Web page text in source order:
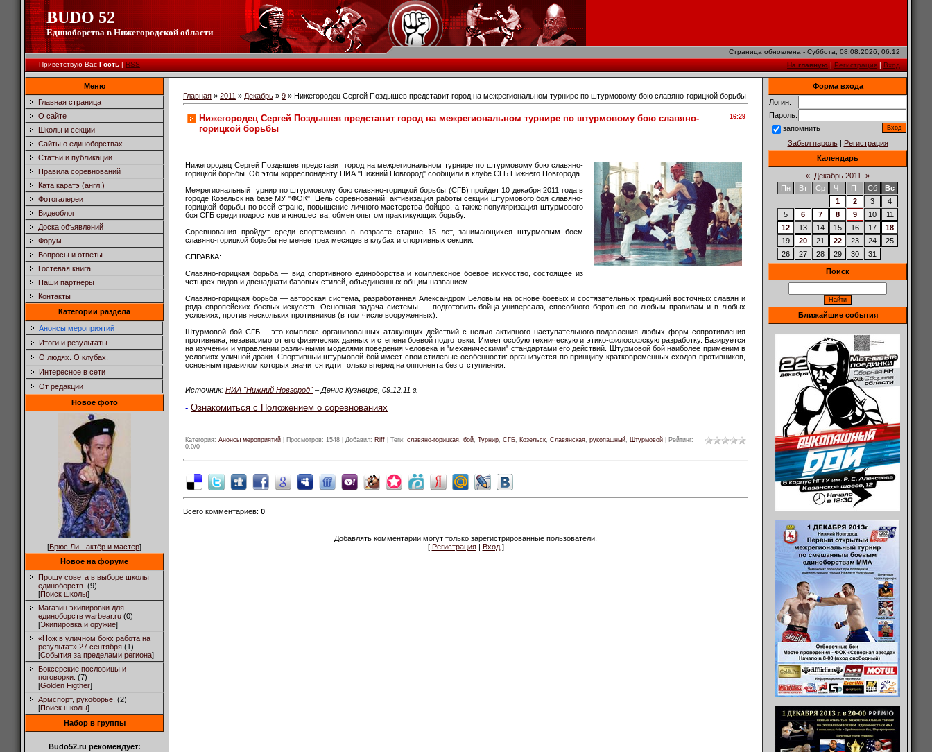
BUDO 52
Единоборства в Нижегородской области
Страница обновлена - Суббота, 08.08.2026, 06:12
Приветствую Вас Гость|RSS На главную|Регистрация|Вход
Меню
Главная страница
О сайте
Школы и секции
Сайты о единоборствах
Статьи и публикации
Правила соревнований
Ката каратэ (англ.)
Фотогалереи
Видеоблог
Доска объявлений
Форум
Вопросы и ответы
Гостевая книга
Наши партнёры
Контакты
Категории раздела
Анонсы мероприятий
Итоги и результаты
О людях. О клубах.
Интересное в сети
От редакции
Новое фото
[Брюс Ли - актёр и мастер]
Новое на форуме
Прошу совета в выборе школы
единоборств. (9)
[Поиск школы]
Магазин экипировки для
единоборств warbear.ru (0)
[Экипировка и оружие]
«Нож в уличном бою: работа на
результат» 27 сентября (1)
[События за пределами региона]
Боксерские пословицы и
поговорки. (7)
[Golden Figther]
Армспорт, рукоборье. (2)
[Поиск школы]
Набор в группы
Budo52.ru рекомендует:
Главная » 2011 » Декабрь » 9 » Нижегородец Сергей Поздышев представит город на межрегиональном турнире по штурмовому бою славяно-горицкой борьбы
16:29
Нижегородец Сергей Поздышев представит город на межрегиональном турнире по штурмовому бою славяно-
горицкой борьбы
Нижегородец Сергей Поздышев представит город на межрегиональном турнире по штурмовому бою славяно-
горицкой борьбы. Об этом корреспонденту НИА "Нижний Новгород" сообщили в клубе СГБ Нижнего Новгорода.
Межрегиональный турнир по штурмовому бою славяно-горицкой борьбы (СГБ) пройдет 10 декабря 2011 года в
городе Козельск на базе МУ "ФОК". Цель соревнований: активизация работы секций штурмового боя славяно-
горицкой борьбы по всей стране, повышение личного мастерства бойцов, а также популяризация штурмового
боя СГБ среди подростков и юношества, обмен опытом практикующих борьбу.
Соревнования пройдут среди спортсменов в возрасте старше 15 лет, занимающихся штурмовым боем
славяно-горицкой борьбы не менее трех месяцев в клубах и спортивных секции.
СПРАВКА:
Славяно-горицкая борьба — вид спортивного единоборства и комплексное боевое искусство, состоящее из
четырех видов и двенадцати базовых стилей, объединенных общим названием.
Славяно-горицкая борьба — авторская система, разработанная Александром Беловым на основе боевых и состязательных традиций восточных славян и
ряда европейских боевых искусств. Основная задача системы — подготовить бойца-универсала, способного бороться по любым правилам и в любых
условиях, против нескольких противников (в том числе вооруженных).
Штурмовой бой СГБ – это комплекс организованных атакующих действий с целью активного наступательного подавления любых форм сопротивления
противника, независимо от его физических данных и степени боевой подготовки. Имеет особую техническую и этико-философскую разработку. Базируется
на изучении и управлении различными моделями поведения человека и "механическими" стандартами его действий. Штурмовой бой наиболее применим в
условиях уличной драки. Спортивный штурмовой бой имеет свои стилевые особенности: организуется по принципу кратковременных сходов противников,
основным правилом которых значится идти только вперед на оппонента без отступления.
Источник: НИА "Нижний Новгород"– Денис Кузнецов, 09.12.11 г.
- Ознакомиться с Положением о соревнованиях
Категория: Анонсы мероприятий Просмотров: 1548 | Добавил: Riff Теги: славяно-горицкая бой Турнир СГБ Козельск Славянская рукопашный Штурмовой Рейтинг:
0.0/0
Всего комментариев: 0
Добавлять комментарии могут только зарегистрированные пользователи.
[ Регистрация| Вход]
Форма входа
Логин:
Пароль:
запомнить
Забыл пароль| Регистрация
Календарь
« Декабрь 2011
»
Пн
Вт Ср Чт Пт Сб
Вс
1
2 3
4
5
6 7 8 9 10
11
12
13 14 15 16 17
18
19
20 21 22 23 24
25
26
27 28 29 30 31
Поиск
Ближайшие события